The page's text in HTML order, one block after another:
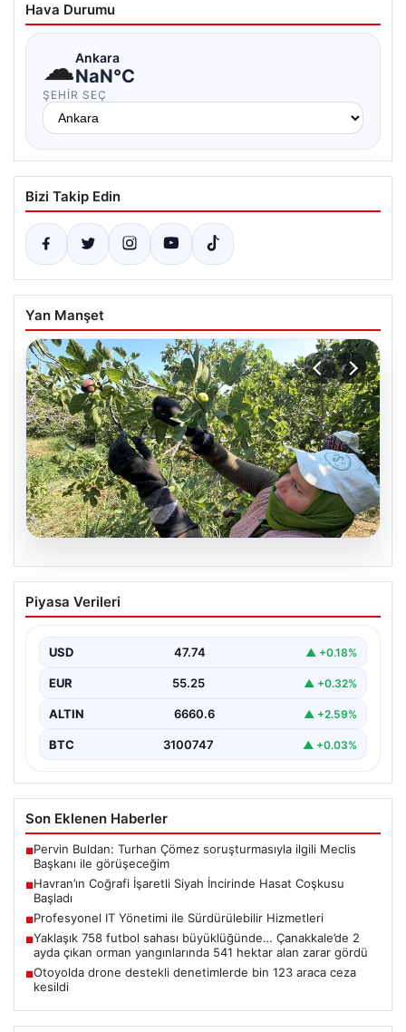
Hava Durumu
☁Ankara
NaN°C
ŞEHIR SEÇ
Bizi Takip Edin
Yan Manşet
08.08.2026
Havran’ın Coğrafi İşaretli Siyah
İncirinde Hasat Coşkusu Başladı
almış siyah incirlerin hasat dönemi resmi olarak…
Piyasa Verileri
USD 47.74 ▲ +0.18%
EUR 55.25 ▲ +0.32%
ALTIN 6660.6 ▲ +2.59%
BTC 3100747 ▲ +0.03%
Son Eklenen Haberler
■Pervin Buldan: Turhan Çömez soruşturmasıyla ilgili Meclis
Başkanı ile görüşeceğim
■Havran’ın Coğrafi İşaretli Siyah İncirinde Hasat Coşkusu
Başladı
■Profesyonel IT Yönetimi ile Sürdürülebilir Hizmetleri
■Yaklaşık 758 futbol sahası büyüklüğünde… Çanakkale’de 2
ayda çıkan orman yangınlarında 541 hektar alan zarar gördü
■Otoyolda drone destekli denetimlerde bin 123 araca ceza
kesildi